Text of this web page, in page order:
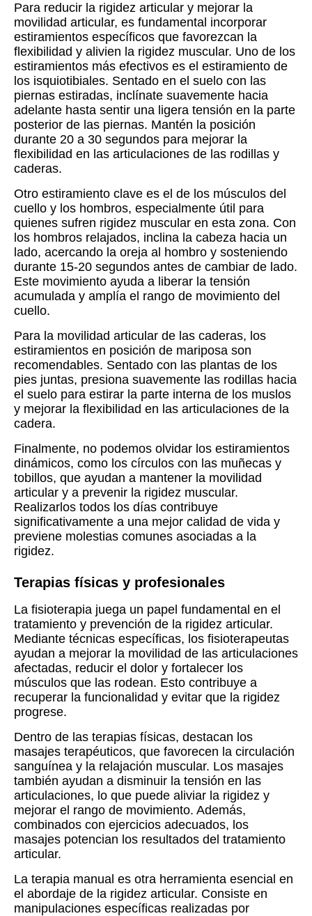
Para reducir la rigidez articular y mejorar la
movilidad articular, es fundamental incorporar
estiramientos específicos que favorezcan la
flexibilidad y alivien la rigidez muscular. Uno de los
estiramientos más efectivos es el estiramiento de
los isquiotibiales. Sentado en el suelo con las
piernas estiradas, inclínate suavemente hacia
adelante hasta sentir una ligera tensión en la parte
posterior de las piernas. Mantén la posición
durante 20 a 30 segundos para mejorar la
flexibilidad en las articulaciones de las rodillas y
caderas.
Otro estiramiento clave es el de los músculos del
cuello y los hombros, especialmente útil para
quienes sufren rigidez muscular en esta zona. Con
los hombros relajados, inclina la cabeza hacia un
lado, acercando la oreja al hombro y sosteniendo
durante 15-20 segundos antes de cambiar de lado.
Este movimiento ayuda a liberar la tensión
acumulada y amplía el rango de movimiento del
cuello.
Para la movilidad articular de las caderas, los
estiramientos en posición de mariposa son
recomendables. Sentado con las plantas de los
pies juntas, presiona suavemente las rodillas hacia
el suelo para estirar la parte interna de los muslos
y mejorar la flexibilidad en las articulaciones de la
cadera.
Finalmente, no podemos olvidar los estiramientos
dinámicos, como los círculos con las muñecas y
tobillos, que ayudan a mantener la movilidad
articular y a prevenir la rigidez muscular.
Realizarlos todos los días contribuye
significativamente a una mejor calidad de vida y
previene molestias comunes asociadas a la
rigidez.
Terapias físicas y profesionales
La fisioterapia juega un papel fundamental en el
tratamiento y prevención de la rigidez articular.
Mediante técnicas específicas, los fisioterapeutas
ayudan a mejorar la movilidad de las articulaciones
afectadas, reducir el dolor y fortalecer los
músculos que las rodean. Esto contribuye a
recuperar la funcionalidad y evitar que la rigidez
progrese.
Dentro de las terapias físicas, destacan los
masajes terapéuticos, que favorecen la circulación
sanguínea y la relajación muscular. Los masajes
también ayudan a disminuir la tensión en las
articulaciones, lo que puede aliviar la rigidez y
mejorar el rango de movimiento. Además,
combinados con ejercicios adecuados, los
masajes potencian los resultados del tratamiento
articular.
La terapia manual es otra herramienta esencial en
el abordaje de la rigidez articular. Consiste en
manipulaciones específicas realizadas por